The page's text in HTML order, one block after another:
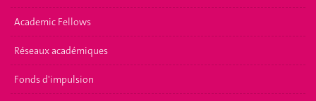
Academic Fellows
Réseaux académiques
Fonds d'impulsion